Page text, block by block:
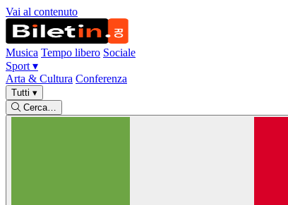
Vai al contenuto
Musica Tempo libero Sociale
Sport ▾
Arta & Cultura Conferenza
Tutti ▾
Cerca…